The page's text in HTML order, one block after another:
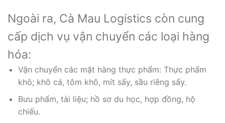
Ngoài ra, Cà Mau Logistics còn cung
cấp dịch vụ vận chuyển các loại hàng
hóa:
Vận chuyển các mặt hàng thực phẩm: Thực phẩm
khô; khô cá, tôm khô, mít sấy, sầu riêng sấy.
Bưu phẩm, tài liệu; hồ sơ du học, hợp đồng, hộ
chiếu.